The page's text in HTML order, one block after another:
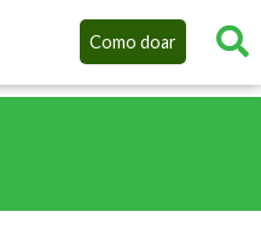
Como doar